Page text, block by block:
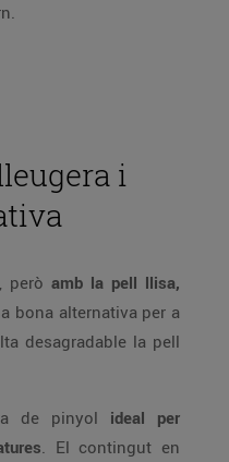
i
però amb la pell llisa,
bona alternativa per a
desagradable la pell
de pinyol ideal per
. El contingut en